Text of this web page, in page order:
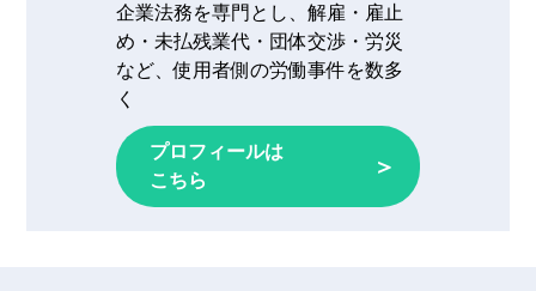
企業法務を専門とし、解雇・雇止
め・未払残業代・団体交渉・労災
など、使用者側の労働事件を数多
く
プロフィールは
こちら
＞